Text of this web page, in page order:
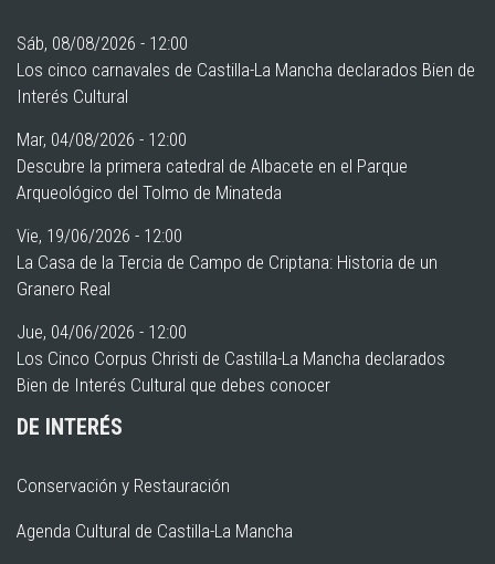
Sáb, 08/08/2026 - 12:00
Los cinco carnavales de Castilla-La Mancha declarados Bien de
Interés Cultural
Mar, 04/08/2026 - 12:00
Descubre la primera catedral de Albacete en el Parque
Arqueológico del Tolmo de Minateda
Vie, 19/06/2026 - 12:00
La Casa de la Tercia de Campo de Criptana: Historia de un
Granero Real
Jue, 04/06/2026 - 12:00
Los Cinco Corpus Christi de Castilla-La Mancha declarados
Bien de Interés Cultural que debes conocer
DE INTERÉS
Conservación y Restauración
Agenda Cultural de Castilla-La Mancha